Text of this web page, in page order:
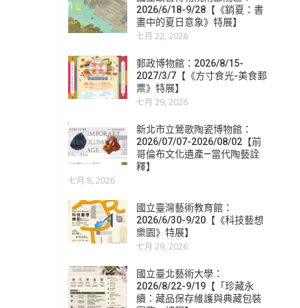
2026/6/18-9/28【《銷夏：書
畫中的夏日意象》特展】
七月 22, 2026
郵政博物館：2026/8/15-
2027/3/7【《方寸食光-美食郵
票》特展】
七月 29, 2026
新北市立鶯歌陶瓷博物館：
2026/07/07-2026/08/02【前
哥倫布文化遺產—當代陶藝詮
釋】
七月 8, 2026
國立臺灣藝術教育館：
2026/6/30-9/20【《科技藝想
樂園》特展】
七月 29, 2026
國立臺北藝術大學：
2026/8/22-9/19【「珍藏永
續：藏品保存維護與典藏包裝